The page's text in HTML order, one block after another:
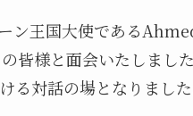
ン王国大使である
皆様と面会いたしまし
対話の場となりました